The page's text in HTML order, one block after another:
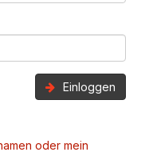
Einloggen
oder mein